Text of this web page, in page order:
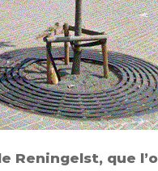
Reningelst, que